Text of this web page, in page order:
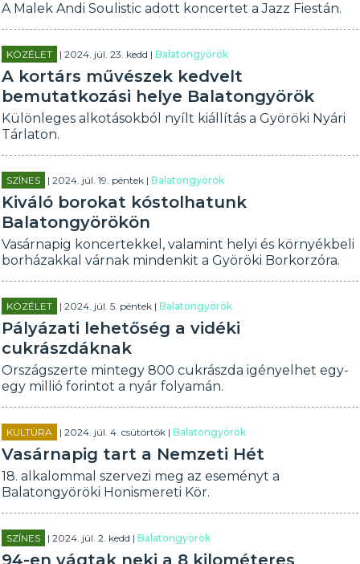
A Malek Andi Soulistic adott koncertet a Jazz Fiestán.
KÖZÉLET | 2024. júl. 23. kedd |Balatongyörök
A kortárs művészek kedvelt
bemutatkozási helye Balatongyörök
Különleges alkotásokból nyílt kiállítás a Györöki Nyári
Tárlaton.
SZÍNES | 2024. júl. 19. péntek |Balatongyörök
Kiváló borokat kóstolhatunk
Balatongyörökön
Vasárnapig koncertekkel, valamint helyi és környékbeli
borházakkal várnak mindenkit a Györöki Borkorzóra.
KÖZÉLET | 2024. júl. 5. péntek |Balatongyörök
Pályázati lehetőség a vidéki
cukrászdáknak
Országszerte mintegy 800 cukrászda igényelhet egy-
egy millió forintot a nyár folyamán.
KULTÚRA | 2024. júl. 4. csütörtök |Balatongyörök
Vasárnapig tart a Nemzeti Hét
18. alkalommal szervezi meg az eseményt a
Balatongyöröki Honismereti Kör.
SZÍNES | 2024. júl. 2. kedd |Balatongyörök
94-en vágtak neki a 8 kilométeres